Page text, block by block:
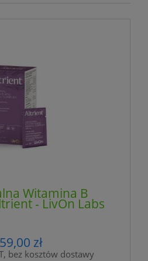
Witamina B
- LivOn Labs
zł
bez kosztów dostawy